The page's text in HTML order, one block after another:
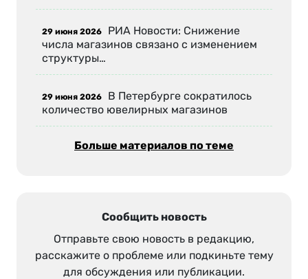
29 июня 2026 РИА Новости: Снижение
числа магазинов связано с изменением
структуры…
29 июня 2026 В Петербурге сократилось
количество ювелирных магазинов
Больше материалов по теме
Сообщить новость
Отправьте свою новость в редакцию,
расскажите о проблеме или подкиньте тему
для обсуждения или публикации.